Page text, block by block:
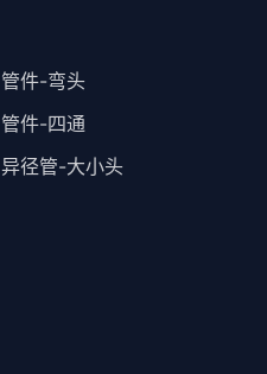
管件-弯头
管件-四通
异径管-大小头